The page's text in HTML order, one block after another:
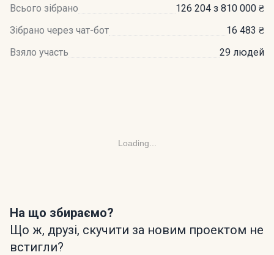
Всього зібрано
126 204 з 810 000 ₴
Зібрано через чат-бот
16 483 ₴
Взяло участь
29 людей
Loading...
На що збираємо?
Що ж, друзі, скучити за новим проектом не
встигли?